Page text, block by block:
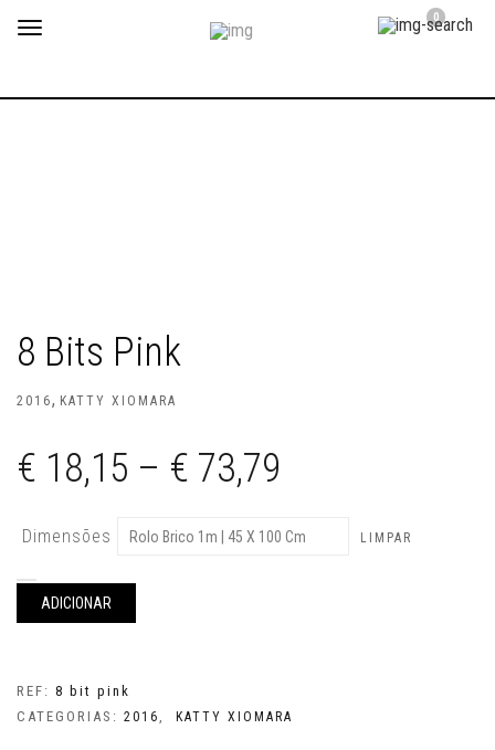
Toggle
0
8 Bits Pink
2016, KATTY XIOMARA
€ 18,15 – € 73,79
Dimensões LIMPAR
Quantidade
8
ADICIONAR
REF: 8 bit pink
CATEGORIAS: 2016, KATTY XIOMARA